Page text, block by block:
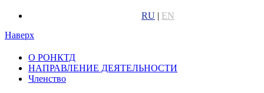
RU | EN
Наверх
О РОНКТД
НАПРАВЛЕНИЕ ДЕЯТЕЛЬНОСТИ
Членство